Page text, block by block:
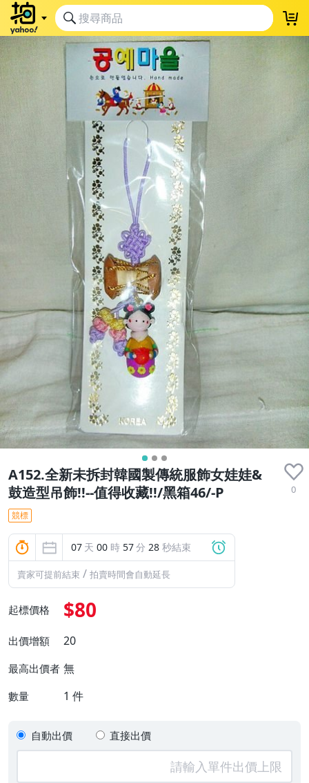
A152.全新未拆封韓國製傳統服飾女娃娃&
鼓造型吊飾!!--值得收藏!!/黑箱46/-P
0
競標
07 天 00 時 57分 27 秒結束
賣家可提前結束 / 拍賣時間會自動延長
起標價格 $80
出價增額 20
最高出價者 無
數量 1 件
自動出價 直接出價